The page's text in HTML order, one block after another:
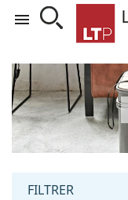

FILTRER